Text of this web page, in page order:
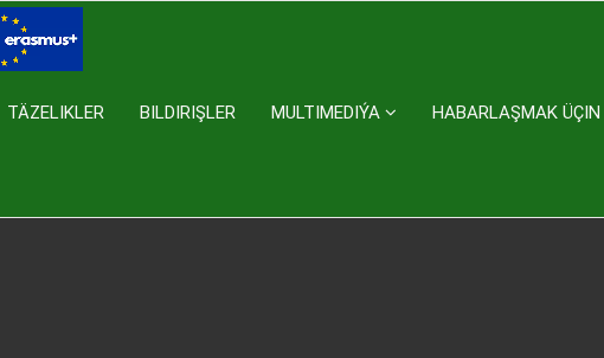
TÄZELIKLER BILDIRIŞLER MULTIMEDIÝA HABARLAŞMAK ÜÇIN